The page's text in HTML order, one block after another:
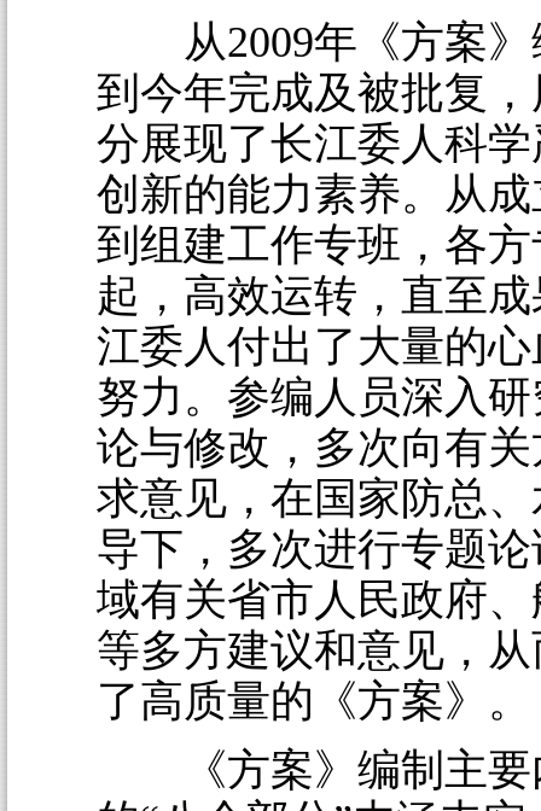
从2009年《方案》
到今年完成及被批复
分展现了长江委人科
创新的能力素养。从
到组建工作专班，各
起，高效运转，直至
江委人付出了大量的
努力。参编人员深入
论与修改，多次向有
求意见，在国家防总
导下，多次进行专题
域有关省市人民政府
等多方建议和意见，
了高质量的《方案》。
《方案》编制主要